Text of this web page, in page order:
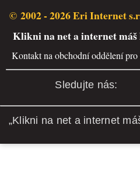
© 2002 - 2026 Eri Internet
Klikni na net a internet
Kontakt na obchodní oddělení
Sledujte nás:
„Klikni na net a internet